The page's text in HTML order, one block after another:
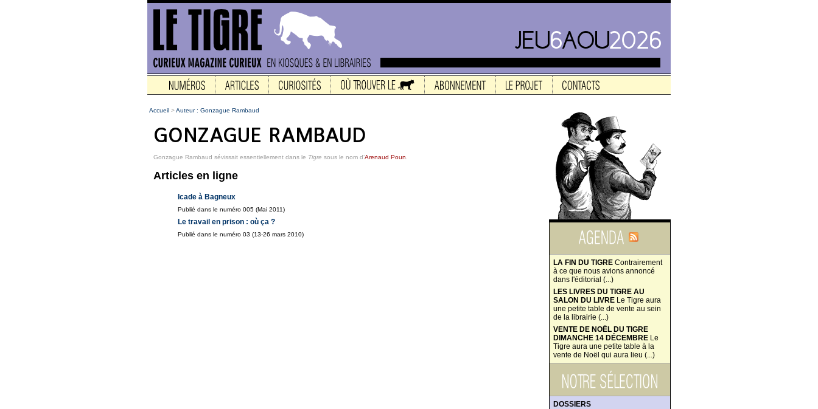
LA FIN DU TIGRE Contrairement
à ce que nous avions annoncé
dans l'éditorial (...)
LES LIVRES DU TIGRE AU
SALON DU LIVRE Le Tigre aura
une petite table de vente au sein
de la librairie (...)
VENTE DE NOËL DU TIGRE
DIMANCHE 14 DÉCEMBRE Le
Tigre aura une petite table à la
vente de Noël qui aura lieu (...)
DOSSIERS
Accueil >Auteur : Gonzague Rambaud
Gonzague Rambaud sévissait essentiellement dans le Tigre sous le nom d’Arenaud Poun
Articles en ligne
Icade à Bagneux
Publié dans le numéro 005 (Mai 2011)
Le travail en prison : où ça ?
Publié dans le numéro 03 (13-26 mars 2010)